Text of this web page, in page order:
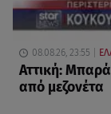
08.08.26, 23:55
Αττική:
από μεζονέτα